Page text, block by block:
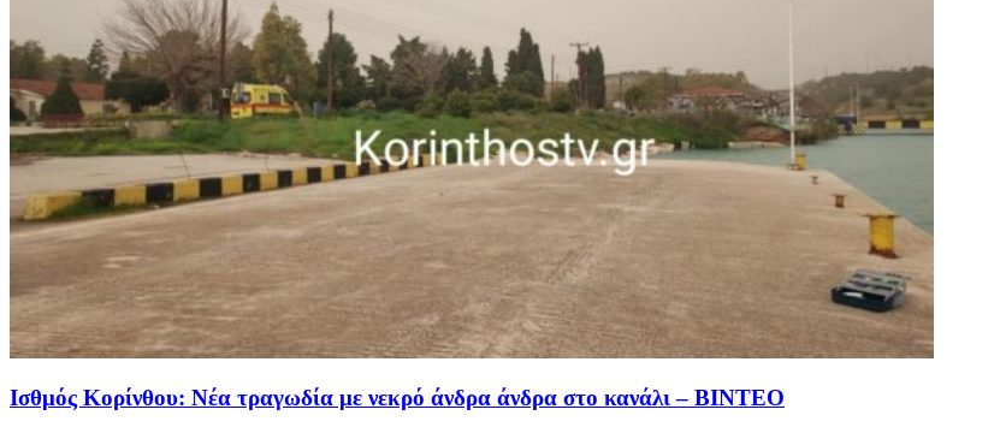
Ισθμός Κορίνθου: Νέα τραγωδία με νεκρό άνδρα άνδρα στο κανάλι – ΒΙΝΤΕΟ